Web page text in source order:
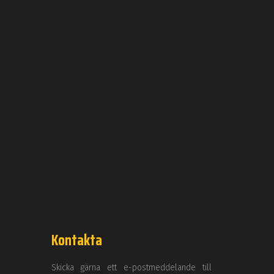
Kontakta
Skicka gärna ett e-postmeddelande till